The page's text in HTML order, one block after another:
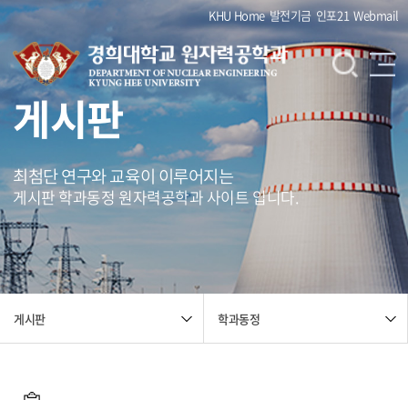
KHU Home 발전기금 인포21 Webmail
게시판
최첨단 연구와 교육이 이루어지는
게시판 학과동정 원자력공학과 사이트 입니다.
게시판 학과동정